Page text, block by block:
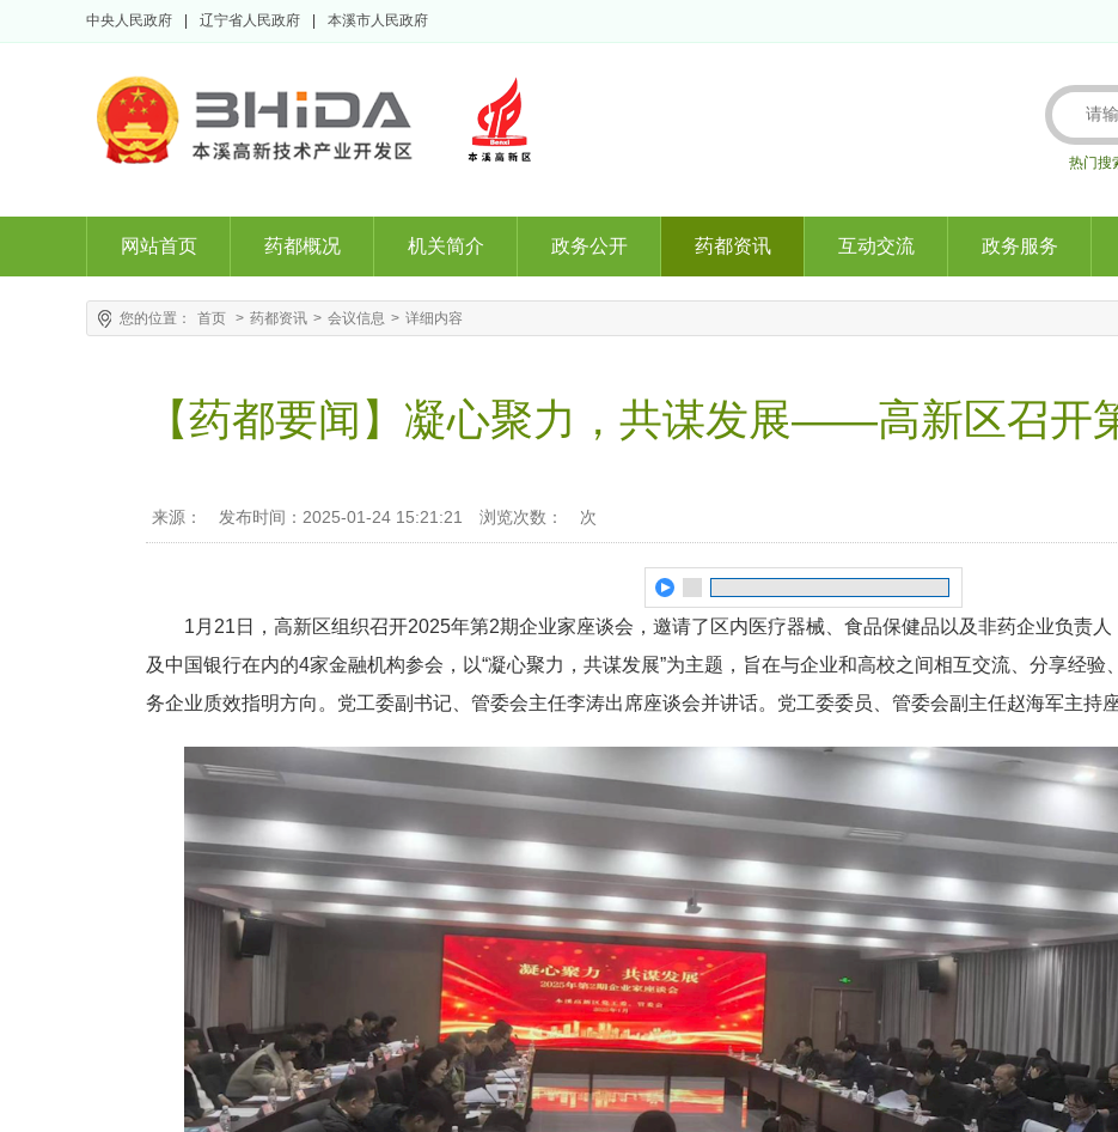
中央人民政府 辽宁省人民政府 本溪市人民政府
热门搜
网站首页 药都概况 机关简介 政务公开 药都资讯 互动交流 政务服务
您的位置： 首页 > 药都资讯 > 会议信息 > 详细内容
【药都要闻】凝心聚力，共谋发展——高新区召开
来源： 发布时间：2025-01-24 15:21:21 浏览次数： 次
1月21日，高新区组织召开2025年第2期企业家座谈会，邀请了区内医疗器械、食品保健品以及非药企业负责
及中国银行在内的4家金融机构参会，以“凝心聚力，共谋发展”为主题，旨在与企业和高校之间相互交流、分享经
务企业质效指明方向。党工委副书记、管委会主任李涛出席座谈会并讲话。党工委委员、管委会副主任赵海军主持座